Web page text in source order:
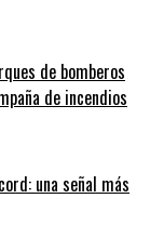
de bomberos
de incendios
una señal más